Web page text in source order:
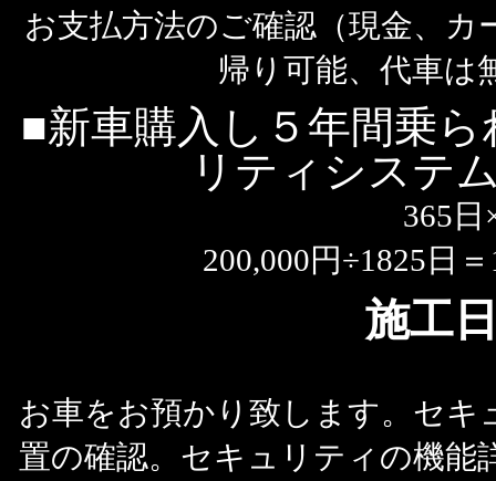
お支払方法のご確認（現金、
帰り可能、代車は
■新車購入し５年間乗
リティシステ
365日
200,000円÷1825日
施工
お車をお預かり致します。セ
置の確認。セキュリティの機能